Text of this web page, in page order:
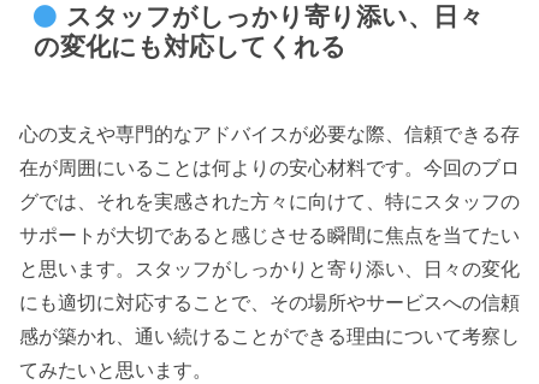
スタッフがしっかり寄り添い、日々
の変化にも対応してくれる
心の支えや専門的なアドバイスが必要な際、信頼できる存
在が周囲にいることは何よりの安心材料です。今回のブロ
グでは、それを実感された方々に向けて、特にスタッフの
サポートが大切であると感じさせる瞬間に焦点を当てたい
と思います。スタッフがしっかりと寄り添い、日々の変化
にも適切に対応することで、その場所やサービスへの信頼
感が築かれ、通い続けることができる理由について考察し
てみたいと思います。